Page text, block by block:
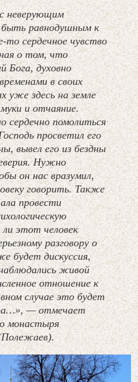
неверующим
быть равнодушным к
то сердечное чувство
о том, что
Бога, духовно
в своих
уже здесь на земле
и отчаяние.
сердечно помолиться
просветил его
вывел его из бездны
Нужно
он нас вразумил,
говорить. Также
провести
этот человек
разговору о
будет дискуссия,
живой
отношение к
случае это будет
— отмечает
монастыря